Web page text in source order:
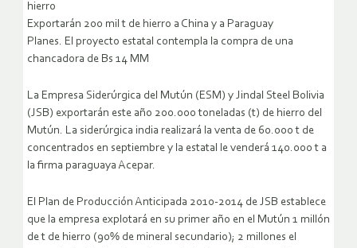
hierro
Exportarán 200 mil t de hierro a China y a Paraguay
Planes. El proyecto estatal contempla la compra de una
chancadora de Bs 14 MM
La Empresa Siderúrgica del Mutún (ESM) y Jindal Steel Bolivia
(JSB) exportarán este año 200.000 toneladas (t) de hierro del
Mutún. La siderúrgica india realizará la venta de 60.000 t de
concentrados en septiembre y la estatal le venderá 140.000 t a
la firma paraguaya Acepar.
El Plan de Producción Anticipada 2010-2014 de JSB establece
que la empresa explotará en su primer año en el Mutún 1 millón
de t de hierro (90% de mineral secundario); 2 millones el